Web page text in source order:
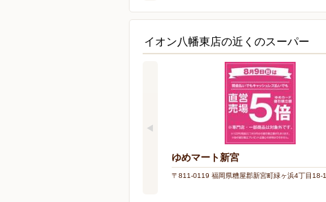
イオン八幡東店の近くのスーパー
ゆめマート新宮
〒811-0119 福岡県糟屋郡新宮町緑ヶ浜4丁目18-1